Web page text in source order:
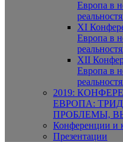
Европа в
XI
Европа в
XII
Европа в
2019:
ЕВРОПА:
ПРОБЛЕМЫ,
Конференции и
Презентации